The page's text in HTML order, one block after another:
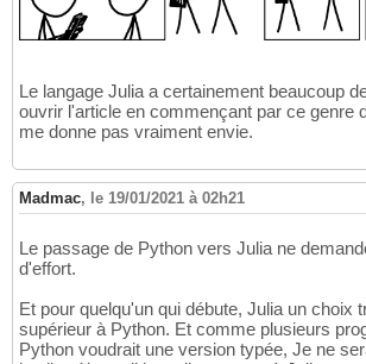
Le langage Julia a certainement beaucoup
ouvrir l'article en commençant par ce genre
me donne pas vraiment envie.
Madmac, le 19/01/2021 à 02h21
Le passage de Python vers Julia ne
d'effort.
Et pour quelqu'un qui débute, Julia un choix
supérieur à Python. Et comme plusieurs
Python voudrait une version typée, Je ne